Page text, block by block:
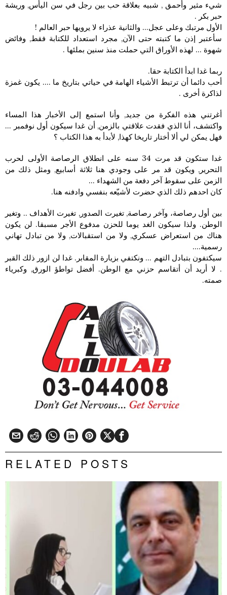
شيء مثير وأحمق , شبيه بعلاقة حب بين رجل في سن اليأس, وريشة
حبر بكر .
الأول مرتبك وعلى عجل… والثانية عذراء لا يرويها حبر العالم !
سأعتبر إذن ما كتبته حتى الآن, مجرد استعداد للكتابة فقط, وفائض
شهوة … لهذه الأوراق التي حملت منذ سنين بملئها .
ربما غدا ابدأ الكتابة حقا.
أحب دائما أن ترتبط الأشياء الهامة في حياتي بتاريخ ما …. يكون غمزة
لذاكرة أخرى .
أغرتني هذه الفكرة من جديد, وأنا استمع إلى الأخبار هذا المساء
واكتشف، أنا الذي فقدت علاقتي بالزمن, أن غدا سيكون أول نوفمبر …
فهل يمكن لي ألا أختار تاريخا كهذا, لأبدأ به هذا الكتاب ؟
غدا ستكون قد مرت 34 سنه على انطلاق الرصاصة الأولى لحرب
التحرير, ويكون قد مر على وجودي هنا ثلاثة أسابيع, ومثل ذلك من
الزمن على سقوط آخر دفعة من الشهداء …
كان احدهم ذلك الذي حضرت لأشيّعه بنفسي وادفنه هنا.
بين أول رصاصة، وآخر رصاصة, تغيرت الصدور, تغيرت الأهداف .. وتغير
الوطن. ولذا سيكون الغد يوما للحزن مدفوع الأجر مسبقا. لن يكون
هناك من استعراض عسكري, ولا من استقبالات, ولا من تبادل تهاني
رسمية….
سيكتفون بتبادل التهم … ونكتفي بزيارة المقابر. غدا لن ازور ذلك القبر
. لا أريد أن أتقاسم حزني مع الوطن. أفضل تواطؤ الورق, وكبرياء
صمته.
RELATED POSTS